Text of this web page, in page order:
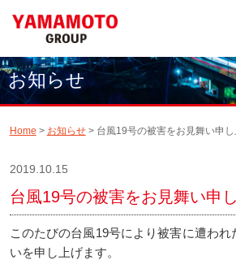
お知らせ
Home > お知らせ> 台風19号の被害をお見舞い申し
2019.10.15
台風19号の被害をお見舞い申
このたびの台風19号により被害に遭わ
いを申し上げます。